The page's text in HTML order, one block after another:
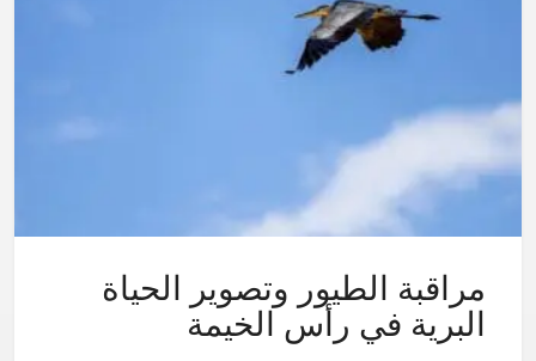
مراقبة الطيور وتصوير الحياة
البرية في رأس الخيمة